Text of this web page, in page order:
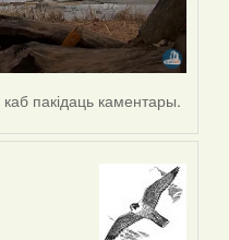
каб пакідаць каментары.